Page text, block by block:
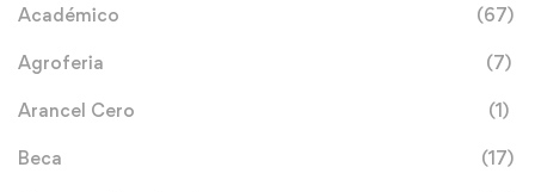
Académico (67)
Agroferia (7)
Arancel Cero (1)
Beca (17)